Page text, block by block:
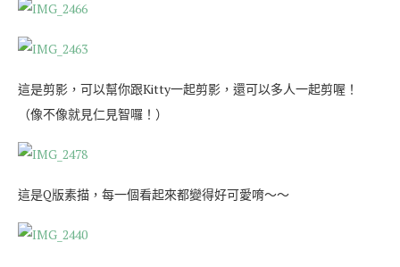
這是剪影，可以幫你跟Kitty一起剪影，還可以多人一起剪喔！
（像不像就見仁見智囉！）
這是Q版素描，每一個看起來都變得好可愛唷～～